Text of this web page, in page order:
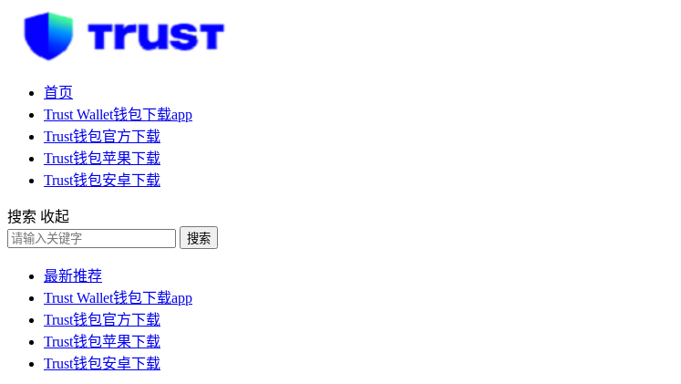
首页
Trust Wallet钱包下载app
Trust钱包官方下载
Trust钱包苹果下载
Trust钱包安卓下载
搜索 收起
搜索
最新推荐
Trust Wallet钱包下载app
Trust钱包官方下载
Trust钱包苹果下载
Trust钱包安卓下载